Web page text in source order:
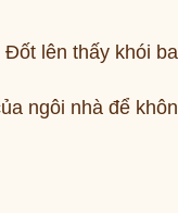
lên thấy khói
ngôi nhà để